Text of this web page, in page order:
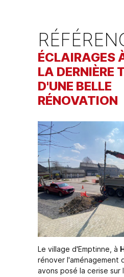
ÉCLAIRAGES
LA DERNIÈRE
D'UNE BELLE
RÉNOVATION
Le village d'Emptinne, à
rénover l'aménagement
avons posé la cerise sur